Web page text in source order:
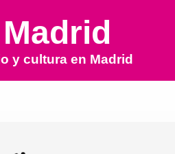
y cultura en Madrid